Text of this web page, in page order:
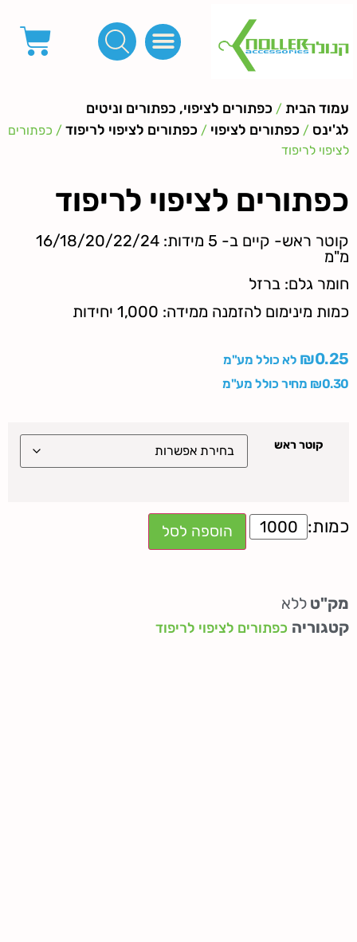
עמוד הבית / כפתורים לציפוי, כפתורים וניטים
לג'ינס / כפתורים לציפוי / כפתורים לציפוי לריפוד / כפתורים
לציפוי לריפוד
כפתורים לציפוי לריפוד
קוטר ראש- קיים ב- 5 מידות: 16/18/20/22/24
מ"מ
חומר גלם: ברזל
כמות מינימום להזמנה ממידה: 1,000 יחידות
₪0.25
לא כולל מע"מ
₪0.30 מחיר כולל מע"מ
קוטר ראש
הוספה לסל
מק"ט ללא
קטגוריה כפתורים לציפוי לריפוד